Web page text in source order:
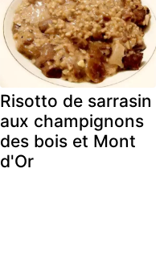
Risotto de sarrasin
aux champignons
des bois et Mont
d'Or